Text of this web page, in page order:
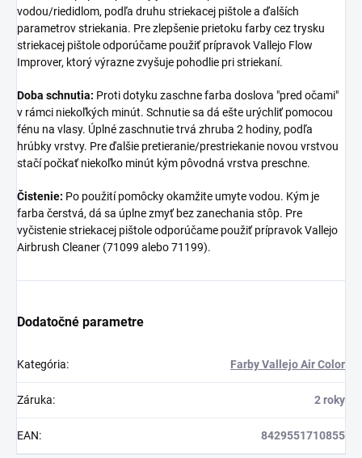
vodou/riedidlom, podľa druhu striekacej pištole a ďalších
parametrov striekania. Pre zlepšenie prietoku farby cez trysku
striekacej pištole odporúčame použiť prípravok Vallejo Flow
Improver, ktorý výrazne zvyšuje pohodlie pri striekaní.
Doba schnutia: Proti dotyku zaschne farba doslova "pred očami"
v rámci niekoľkých minút. Schnutie sa dá ešte urýchliť pomocou
fénu na vlasy. Úplné zaschnutie trvá zhruba 2 hodiny, podľa
hrúbky vrstvy. Pre ďalšie pretieranie/prestriekanie novou vrstvou
stačí počkať niekoľko minút kým pôvodná vrstva preschne.
Čistenie: Po použití pomôcky okamžite umyte vodou. Kým je
farba čerstvá, dá sa úplne zmyť bez zanechania stôp. Pre
vyčistenie striekacej pištole odporúčame použiť prípravok Vallejo
Airbrush Cleaner (71099 alebo 71199).
Dodatočné parametre
Kategória: Farby Vallejo Air Color
Záruka: 2 roky
EAN: 8429551710855